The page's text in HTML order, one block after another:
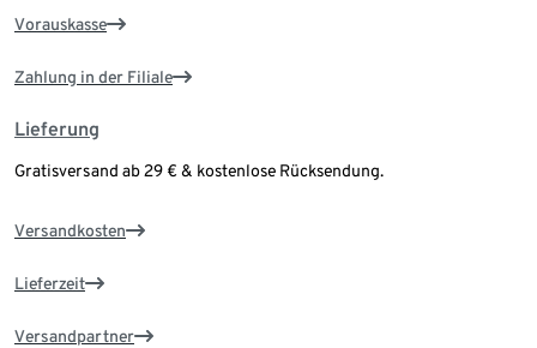
Vorauskasse
Zahlung in der Filiale
Lieferung
Gratisversand ab 29 € & kostenlose Rücksendung.
Versandkosten
Lieferzeit
Versandpartner